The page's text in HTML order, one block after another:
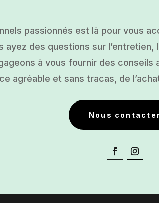
passionnés est là pour vous
ayez des questions sur l’entretien,
à vous fournir des
agréable et sans tracas, de
Nous